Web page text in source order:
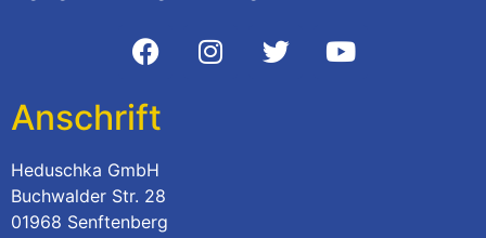
Anschrift
Heduschka GmbH
Buchwalder Str. 28
01968 Senftenberg